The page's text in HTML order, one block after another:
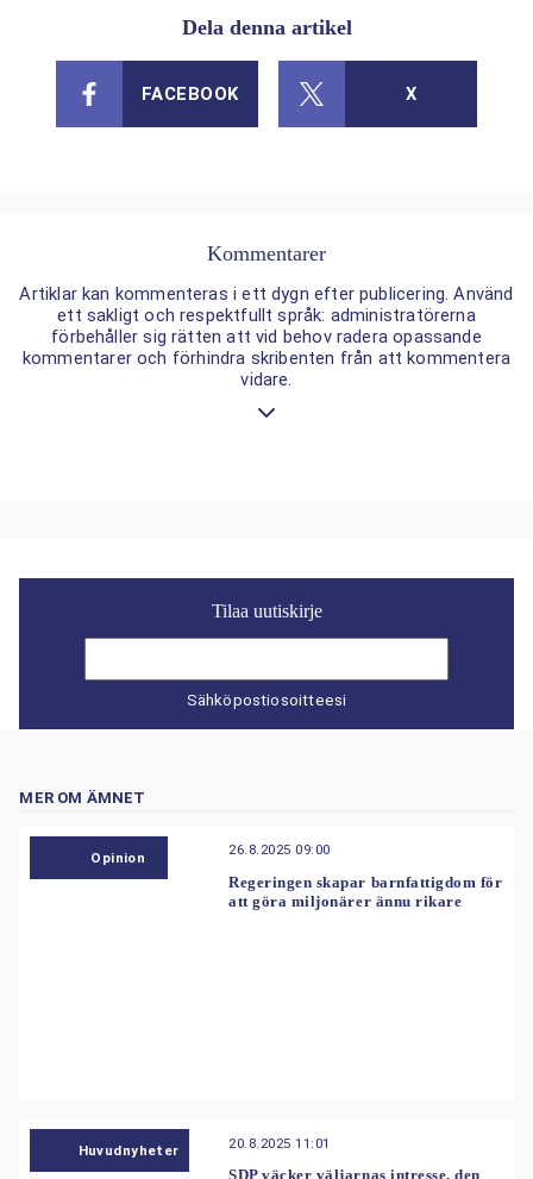
Dela denna artikel
FACEBOOK X
Kommentarer
Artiklar kan kommenteras i ett dygn efter publicering. Använd
ett sakligt och respektfullt språk: administratörerna
förbehåller sig rätten att vid behov radera opassande
kommentarer och förhindra skribenten från att kommentera
vidare.
Tilaa uutiskirje
Sähköpostiosoitteesi
MER OM ÄMNET
Opinion 26.8.2025 09:00
Regeringen skapar barnfattigdom för
att göra miljonärer ännu rikare
Huvudnyheter 20.8.2025 11:01
SDP väcker väljarnas intresse, den